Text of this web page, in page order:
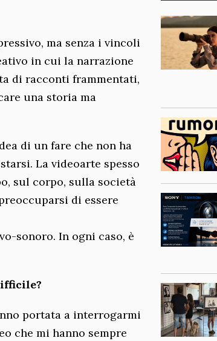
ma senza i vincoli
in cui la narrazione
di racconti frammentati,
una storia ma
di un fare che non ha
La videoarte spesso
sul corpo, sulla società
di essere
sonoro. In ogni caso, è
portata a interrogarmi
che mi hanno sempre